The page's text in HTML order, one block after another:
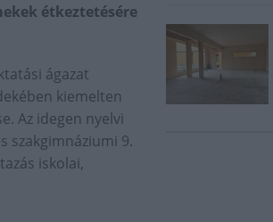
étkeztetésére
ágazat
kiemelten
Az idegen nyelvi
szakgimnáziumi 9.
iskolai,